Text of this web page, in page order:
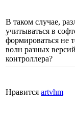
В таком случае,
учитываться в
формироваться не
волн разных
контроллера?
Нравится artvhm